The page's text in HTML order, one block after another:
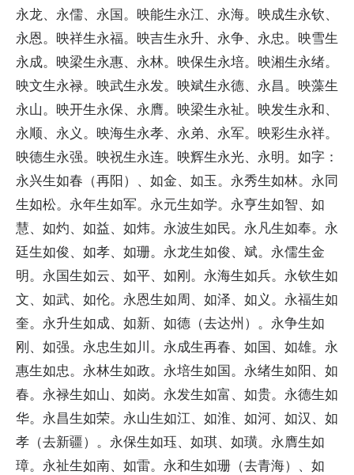
永龙、永儒、永国。映能生永江、永海。映成生永钦、
永恩。映祥生永福。映吉生永升、永争、永忠。映雪生
永成。映梁生永惠、永林。映保生永培。映湘生永绪。
映文生永禄。映武生永发。映斌生永德、永昌。映藻生
永山。映开生永保、永膺。映梁生永祉。映发生永和、
永顺、永义。映海生永孝、永弟、永军。映彩生永祥。
映德生永强。映祝生永连。映辉生永光、永明。如字：
永兴生如春（再阳）、如金、如玉。永秀生如林。永同
生如松。永年生如军。永元生如学。永亨生如智、如
慧、如灼、如益、如炜。永波生如民。永凡生如奉。永
廷生如俊、如孝、如珊。永龙生如俊、斌。永儒生金
明。永国生如云、如平、如刚。永海生如兵。永钦生如
文、如武、如伦。永恩生如周、如泽、如义。永福生如
奎。永升生如成、如新、如德（去达州）。永争生如
刚、如强。永忠生如川。永成生再春、如国、如雄。永
惠生如忠。永林生如政。永培生如国。永绪生如阳、如
春。永禄生如山、如岗。永发生如富、如贵。永德生如
华。永昌生如荣。永山生如江、如淮、如河、如汉、如
孝（去新疆）。永保生如珏、如琪、如璜。永膺生如
璋。永祉生如南、如雷。永和生如珊（去青海）、如